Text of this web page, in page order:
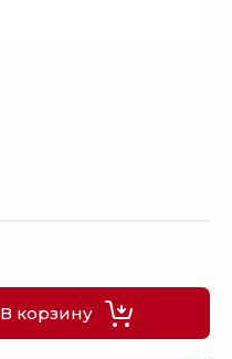
В корзину